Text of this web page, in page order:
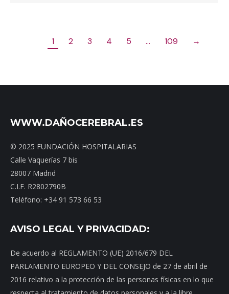
1 2 3 4 5 … 109 →
WWW.DAÑOCEREBRAL.ES
© 2025 FUNDACIÓN HOSPITALARIAS
Calle Vaquerías 7 bis
28007 Madrid
C.I.F. R2802790B
Teléfono: +34 91 573 66 53
AVISO LEGAL Y PRIVACIDAD:
De acuerdo al REGLAMENTO (UE) 2016/679 DEL
PARLAMENTO EUROPEO Y DEL CONSEJO de 27 de abril de
2016 relativo a la protección de las personas físicas en lo que